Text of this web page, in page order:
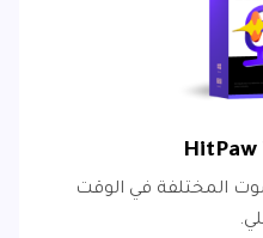
HitPaw
المختلفة في الوقت